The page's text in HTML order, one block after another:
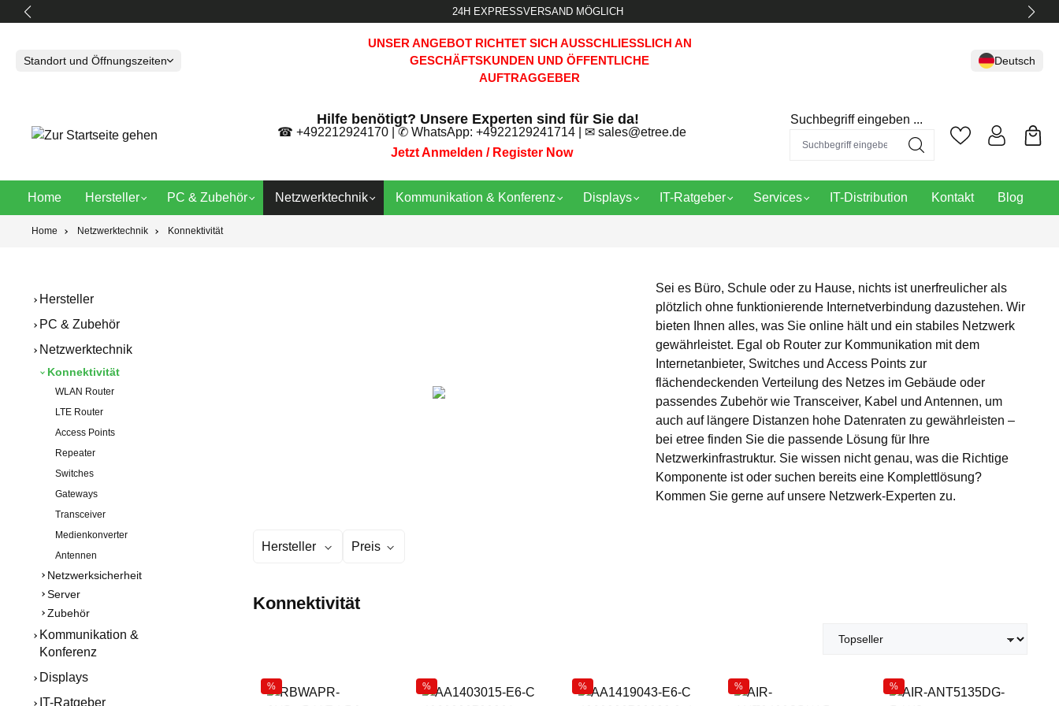
24H EXPRESSVERSAND MÖGLICH
Standort und Öffnungszeiten
UNSER ANGEBOT RICHTET SICH AUSSCHLIESSLICH AN G
ESCHÄFTSKUNDEN UND ÖFFENTLICHE A
UFTRAGGEBER
Deutsch
Hilfe benötigt? Unsere Experten sind für Sie da!
☎ +492212924170| ✆ WhatsApp: +4922129241714| ✉ sales@etree.de
Jetzt Anmelden / Register Now
Suchbegriff eingeben ...
Home Hersteller PC & Zubehör Netzwerktechnik Kommunikation & Konferenz Displays IT-Ratgeber Services IT-Distribution Kontakt Blog
Home Netzwerktechnik Konnektivität
Hersteller
PC & Zubehör
Netzwerktechnik
Konnektivität
WLAN Router
LTE Router
Access Points
Repeater
Switches
Gateways
Transceiver
Medienkonverter
Antennen
Netzwerksicherheit
Server
Zubehör
Kommunikation &
Konferenz
Displays
IT-Ratgeber
Sei es Büro, Schule oder zu Hause, nichts ist unerfreulicher als
plötzlich ohne funktionierende Internetverbindung dazustehen. Wir
bieten Ihnen alles, was Sie online hält und ein stabiles Netzwerk
gewährleistet. Egal ob Router zur Kommunikation mit dem
Internetanbieter, Switches und Access Points zur
flächendeckenden Verteilung des Netzes im Gebäude oder
passendes Zubehör wie Transceiver, Kabel und Antennen, um
auch auf längere Distanzen hohe Datenraten zu gewährleisten –
bei etree finden Sie die passende Lösung für Ihre
Netzwerkinfrastruktur. Sie wissen nicht genau, was die Richtige
Komponente ist oder suchen bereits eine Komplettlösung?
Kommen Sie gerne auf unsere Netzwerk-Experten zu.
Hersteller Preis
Konnektivität
% % % % %